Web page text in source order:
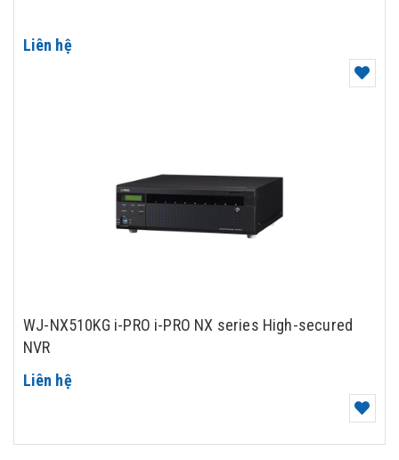
Liên hệ
WJ-NX510KG i-PRO i-PRO NX series High-secured
NVR
Liên hệ